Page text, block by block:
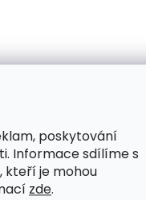
poskytování
Informace sdílíme s
kteří je mohou
zde.